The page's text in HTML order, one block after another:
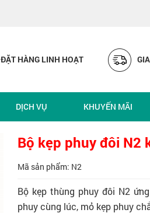
ĐẶT HÀNG LINH HOẠT
DỊCH VỤ KHUYẾN MÃI
Bộ kẹp phuy đôi N2
Mã sản phẩm: N2
Bộ kẹp thùng phuy đôi N2
phuy cùng lúc, mỏ kẹp phuy